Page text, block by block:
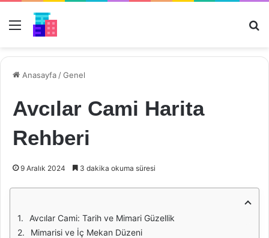
Menü
Anasayfa /Genel
Avcılar Cami Harita
Rehberi
9 Aralık 2024 3 dakika okuma süresi
Avcılar Cami: Tarih ve Mimari Güzellik
Mimarisi ve İç Mekan Düzeni